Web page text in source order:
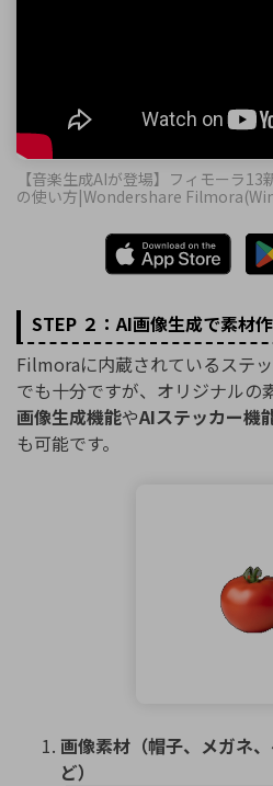
【音楽生成AIが登場】フィモーラ
の使い方|Wondershare
STEP ２：AI画像生成で素材
Filmoraに内蔵されているステ
でも十分ですが、オリジナルの
画像生成機能やAIステッカー機
も可能です。
画像素材（帽子、メガネ
ど）